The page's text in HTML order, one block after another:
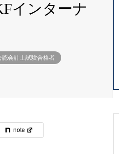
インターナ
認会計士試験合格者
note